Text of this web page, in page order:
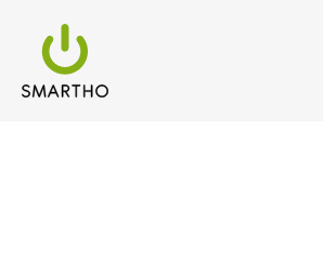
to
primary
navigation